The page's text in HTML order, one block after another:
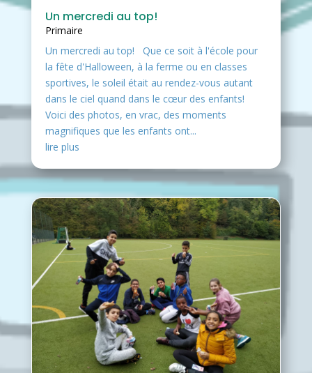
Un mercredi au top!
Primaire
Un mercredi au top! Que ce soit à l'école pour
la fête d'Halloween, à la ferme ou en classes
sportives, le soleil était au rendez-vous autant
dans le ciel quand dans le cœur des enfants!
Voici des photos, en vrac, des moments
magnifiques que les enfants ont...
lire plus